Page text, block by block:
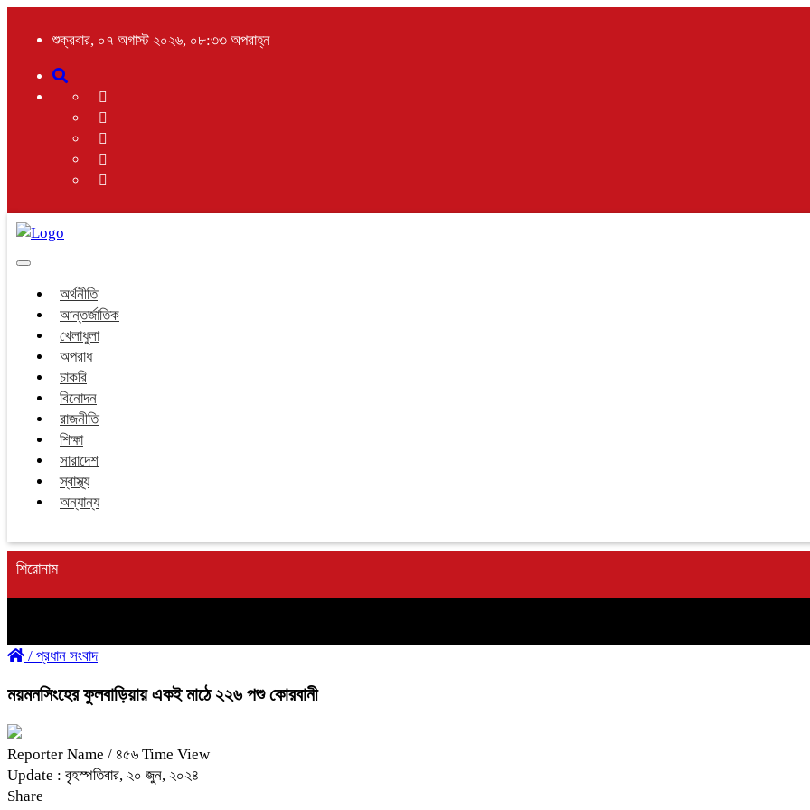
শুক্রবার, ০৭ অগাস্ট ২০২৬, ০৮:৩৩ অপরাহ্ন
Toggle
অর্থনীতি
আন্তর্জাতিক
খেলাধুলা
অপরাধ
চাকরি
বিনোদন
রাজনীতি
শিক্ষা
সারাদেশ
স্বাস্থ্য
অন্যান্য
শিরোনাম
/ প্রধান সংবাদ
ময়মনসিংহের ফুলবাড়িয়ায় একই মাঠে ২২৬ পশু কোরবানী
Reporter Name / ৪৫৬ Time View
Update : বৃহস্পতিবার, ২০ জুন, ২০২৪
Share